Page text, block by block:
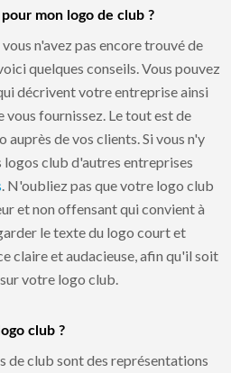
mon logo de club ?
n'avez pas encore trouvé de
quelques conseils. Vous pouvez
décrivent votre entreprise ainsi
vous fournissez. Le tout est de
de vos clients. Si vous n'y
logos club d'autres entreprises
. N'oubliez pas que votre logo club
et non offensant qui convient à
le texte du logo court et
claire et audacieuse, afin qu'il soit
votre logo club.
club ?
de club sont des représentations